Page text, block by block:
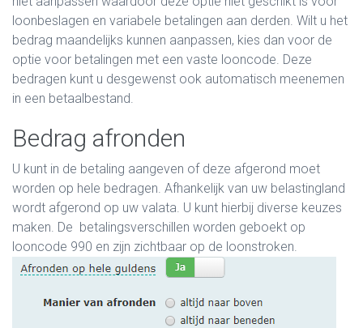
loonbeslagen en variabele betalingen aan derden. Wilt u het
bedrag maandelijks kunnen aanpassen, kies dan voor de
optie voor betalingen met een vaste looncode. Deze
bedragen kunt u desgewenst ook automatisch meenemen
in een betaalbestand.
Bedrag afronden
U kunt in de betaling aangeven of deze afgerond moet
worden op hele bedragen. Afhankelijk van uw belastingland
wordt afgerond op uw valata. U kunt hierbij diverse keuzes
maken. De betalingsverschillen worden geboekt op
looncode 990 en zijn zichtbaar op de loonstroken.